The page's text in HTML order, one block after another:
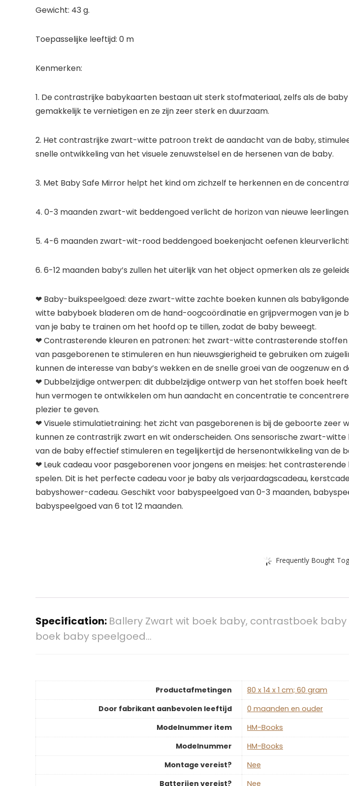
Gewicht: 43 g.
Toepasselijke leeftijd: 0 m
Kenmerken:
1. De contrastrijke babykaarten bestaan uit sterk stofmateriaal, zelfs als de
gemakkelijk te vernietigen en ze zijn zeer sterk en duurzaam.
2. Het contrastrijke zwart-witte patroon trekt de aandacht van de baby,
snelle ontwikkeling van het visuele zenuwstelsel en de hersenen van de baby.
3. Met Baby Safe Mirror helpt het kind om zichzelf te herkennen en de
4. 0-3 maanden zwart-wit beddengoed verlicht de horizon van nieuwe leerlingen.
5. 4-6 maanden zwart-wit-rood beddengoed boekenjacht oefenen
6. 6-12 maanden baby’s zullen het uiterlijk van het object opmerken als ze
❤ Baby-buikspeelgoed: deze zwart-witte zachte boeken kunnen als
witte babyboek bladeren om de hand-oogcoördinatie en grijpvermogen van je
van je baby te trainen om het hoofd op te tillen, zodat de baby beweegt.
❤ Contrasterende kleuren en patronen: het zwart-witte contrasterende
van pasgeborenen te stimuleren en hun nieuwsgierigheid te gebruiken om
kunnen de interesse van baby’s wekken en de snelle groei van de oogzenuw en
❤ Dubbelzijdige ontwerpen: dit dubbelzijdige ontwerp van het stoffen boek
hun vermogen te ontwikkelen om hun aandacht en concentratie te
plezier te geven.
❤ Visuele stimulatietraining: het zicht van pasgeborenen is bij de geboorte zeer
kunnen ze contrastrijk zwart en wit onderscheiden. Ons sensorische zwart-
van de baby effectief stimuleren en tegelijkertijd de hersenontwikkeling van de
❤ Leuk cadeau voor pasgeborenen voor jongens en meisjes: het
spelen. Dit is het perfecte cadeau voor je baby als verjaardagscadeau,
babyshower-cadeau. Geschikt voor babyspeelgoed van 0-3 maanden,
babyspeelgoed van 6 tot 12 maanden.
Frequently Bought
Specification: Ballery Zwart wit boek baby, contrastboek
boek baby speelgoed…
Productafmetingen
‎80 x 14 x 1 cm; 60 gram
Door fabrikant aanbevolen leeftijd
‎0 maanden en ouder
Modelnummer item
‎HM-Books
Modelnummer
‎HM-Books
Montage vereist?
‎Nee
Batterijen vereist?
‎Nee